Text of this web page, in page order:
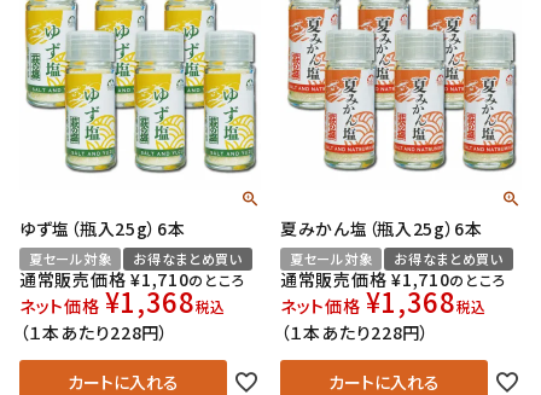
ゆず塩（瓶入25g）6本
夏セール対象 お得なまとめ買い
通常販売価格 ¥1,710のところ
ネット価格 ¥1,368税込
（１本あたり228円）
カートに入れる
夏みかん塩（瓶入25g）6本
夏セール対象 お得なまとめ買い
通常販売価格 ¥1,710のところ
ネット価格 ¥1,368税込
（１本あたり228円）
カートに入れる